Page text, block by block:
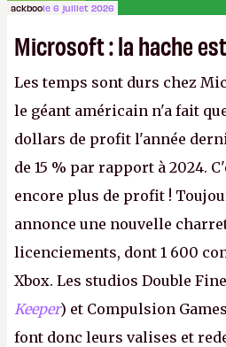
ackboole 6 juillet 2026
Microsoft : la hache
Les temps sont durs chez
le géant américain n'a fait
dollars de profit l'année
de 15 % par rapport à 2024.
encore plus de profit !
annonce une nouvelle
licenciements, dont 1 600
Xbox. Les studios Double Fine
Keeper) et Compulsion
font donc leurs valises et